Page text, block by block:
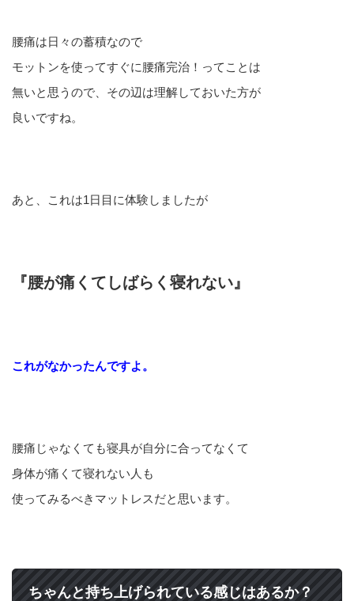
腰痛は日々の蓄積なので
モットンを使ってすぐに腰痛完治！ってことは
無いと思うので、その辺は理解しておいた方が
良いですね。
あと、これは1日目に体験しましたが
『腰が痛くてしばらく寝れない』
これがなかったんですよ。
腰痛じゃなくても寝具が自分に合ってなくて
身体が痛くて寝れない人も
使ってみるべきマットレスだと思います。
ちゃんと持ち上げられている感じはあるか？